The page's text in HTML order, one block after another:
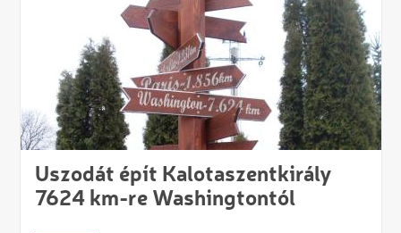
Uszodát épít Kalotaszentkirály
7624 km-re Washingtontól